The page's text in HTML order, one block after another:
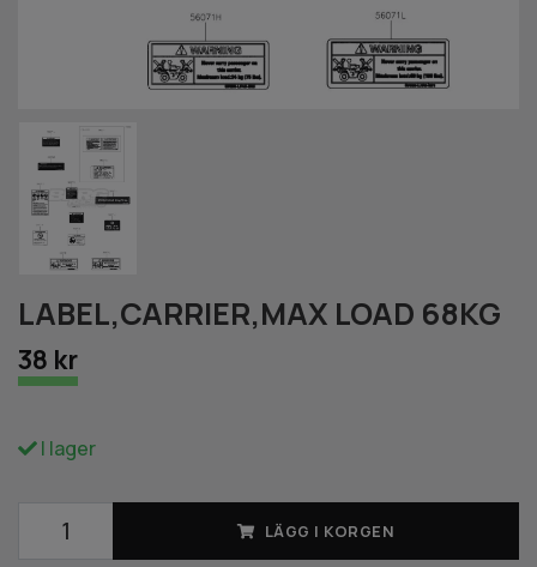
LABEL,CARRIER,MAX LOAD 68KG
38 kr
I lager
LÄGG I KORGEN